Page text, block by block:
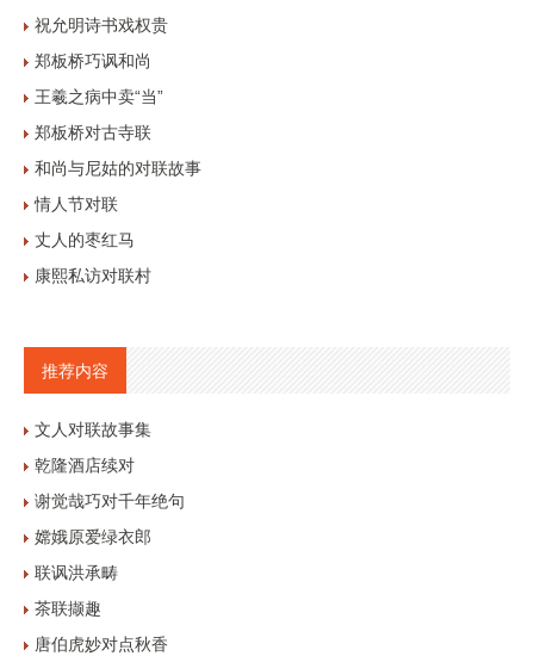
祝允明诗书戏权贵
郑板桥巧讽和尚
王羲之病中卖“当”
郑板桥对古寺联
和尚与尼姑的对联故事
情人节对联
丈人的枣红马
康熙私访对联村
推荐内容
文人对联故事集
乾隆酒店续对
谢觉哉巧对千年绝句
嫦娥原爱绿衣郎
联讽洪承畴
茶联撷趣
唐伯虎妙对点秋香